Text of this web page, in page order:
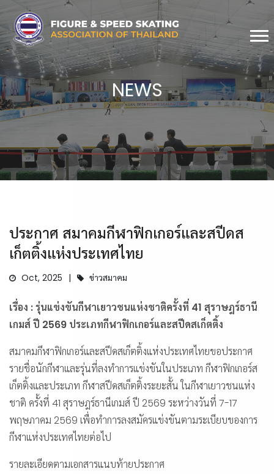
NEWS
ประกาศ สมาคมกีฬาฟิกเกอร์และสปีดส
เก็ตติ้งแห่งประเทศไทย
Oct, 2025 ข่าวสมาคม
เรื่อง : รุ่นแข่งขันกีฬาเยาวชนแห่งชาติครั้งที่ 41 สุราษฎร์ธานี
เกมส์ ปี 2569 ประเภทกีฬาฟิกเกอร์และสปีดสเก็ตติ้ง
สมาคมกีฬาฟิกเกอร์และสปีดสเก็ตติ้งแห่งประเทศไทยขอประกาศ
รายชื่อนักกีฬาและรุ่นที่ลงทำการแข่งขันในประเภท กีฬาฟิกเกอร์ส
เก็ตติ้งและประเภท กีฬาสปีดสเก็ตติ้งระยะสั้น ในกีฬาเยาวชนแห่ง
ชาติ ครั้งที่ 41 สุราษฎร์ธานีเกมส์ ปี 2569 ระหว่างวันที่ 7-17
พฤษภาคม 2569 เพื่อทำการลงสมัครแข่งขันตามระเบียบของการ
กีฬาแห่งประเทศไทยต่อไป
รายละเอียดตามเอกสารแนบท้ายประกาศ